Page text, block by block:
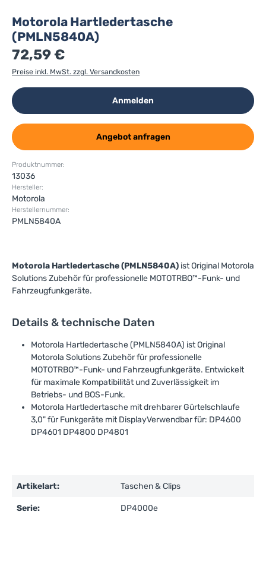
Motorola Hartledertasche
(PMLN5840A)
72,59 €
Preise inkl. MwSt. zzgl. Versandkosten
Anmelden
Angebot anfragen
Produktnummer:
13036
Hersteller:
Motorola
Herstellernummer:
PMLN5840A
Motorola Hartledertasche (PMLN5840A) ist Original Motorola
Solutions Zubehör für professionelle MOTOTRBO™-Funk- und
Fahrzeugfunkgeräte.
Details & technische Daten
Motorola Hartledertasche (PMLN5840A) ist Original
Motorola Solutions Zubehör für professionelle
MOTOTRBO™-Funk- und Fahrzeugfunkgeräte. Entwickelt
für maximale Kompatibilität und Zuverlässigkeit im
Betriebs- und BOS-Funk.
Motorola Hartledertasche mit drehbarer Gürtelschlaufe
3,0" für Funkgeräte mit DisplayVerwendbar für: DP4600
DP4601 DP4800 DP4801
Artikelart: Taschen & Clips
Serie: DP4000e